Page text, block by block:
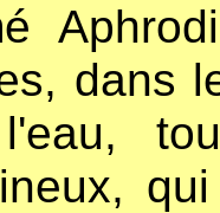
dans